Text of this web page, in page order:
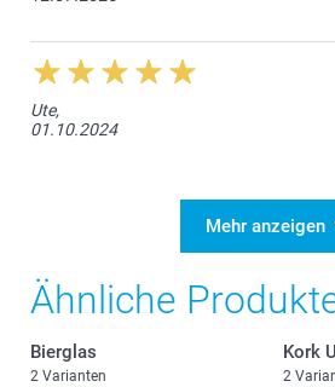
Ute,
01.10.2024
Mehr anzeigen
Ähnliche
Bierglas
2 Varianten
Kork
2